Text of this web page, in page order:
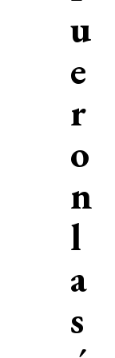
u
e
r
o
n
l
a
s